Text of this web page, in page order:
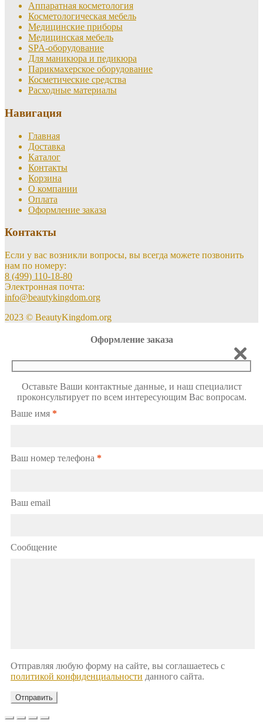
Аппаратная косметология
Косметологическая мебель
Медицинские приборы
Медицинская мебель
SPA-оборудование
Для маникюра и педикюра
Парикмахерское оборудование
Косметические средства
Расходные материалы
Навигация
Главная
Доставка
Каталог
Контакты
Корзина
О компании
Оплата
Оформление заказа
Контакты
Если у вас возникли вопросы, вы всегда можете позвонить
нам по номеру:
8 (499) 110-18-80
Электронная почта:
info@beautykingdom.org
2023 © BeautyKingdom.org
Оформление заказа
Оставьте Ваши контактные данные, и наш специалист
проконсультирует по всем интересующим Вас вопросам.
Ваше имя *
Ваш номер телефона *
Ваш email
Сообщение
Отправляя любую форму на сайте, вы соглашаетесь с
политикой конфиденциальности данного сайта.